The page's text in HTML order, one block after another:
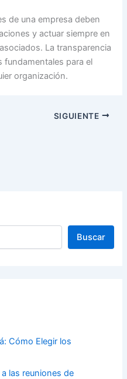
de una empresa deben
y actuar siempre en
La transparencia
fundamentales para el
organización.
SIGUIENTE
Buscar
Cómo Elegir los
las reuniones de